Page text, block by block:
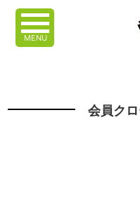
MENU
会員ク